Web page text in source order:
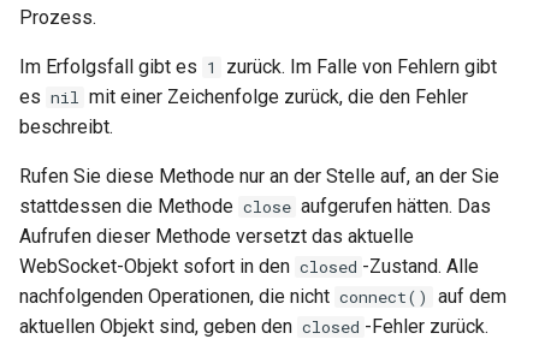
Prozess.
Im Erfolgsfall gibt es 1
zurück. Im Falle von Fehlern gibt
es nil mit einer Zeichenfolge zurück, die den Fehler
beschreibt.
Rufen Sie diese Methode nur an der Stelle auf, an der Sie
stattdessen die Methode close aufgerufen hätten. Das
Aufrufen dieser Methode versetzt das aktuelle
WebSocket-Objekt sofort in den closed -Zustand. Alle
nachfolgenden Operationen, die nicht connect()
auf dem
aktuellen Objekt sind, geben den closed -Fehler zurück.